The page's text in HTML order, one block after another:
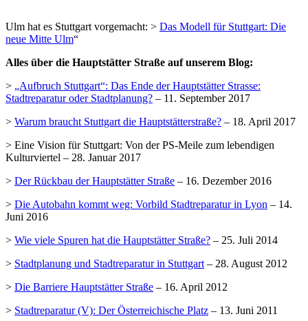
Ulm hat es Stuttgart vorgemacht: > Das Modell für Stuttgart: Die
neue Mitte Ulm“
Alles über die Hauptstätter Straße auf unserem Blog:
> „Aufbruch Stuttgart“: Das Ende der Hauptstätter Strasse:
Stadtreparatur oder Stadtplanung? – 11. September 2017
> Warum braucht Stuttgart die Hauptstätterstraße? – 18. April 2017
> Eine Vision für Stuttgart: Von der PS-Meile zum lebendigen
Kulturviertel – 28. Januar 2017
> Der Rückbau der Hauptstätter Straße – 16. Dezember 2016
> Die Autobahn kommt weg: Vorbild Stadtreparatur in Lyon – 14.
Juni 2016
> Wie viele Spuren hat die Hauptstätter Straße? – 25. Juli 2014
> Stadtplanung und Stadtreparatur in Stuttgart – 28. August 2012
> Die Barriere Hauptstätter Straße – 16. April 2012
> Stadtreparatur (V): Der Österreichische Platz – 13. Juni 2011